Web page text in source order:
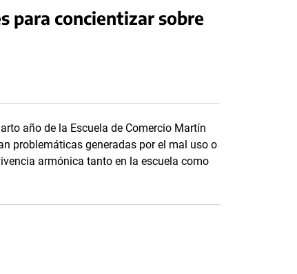
para concientizar sobre
año de la Escuela de Comercio Martín
problemáticas generadas por el mal uso o
armónica tanto en la escuela como